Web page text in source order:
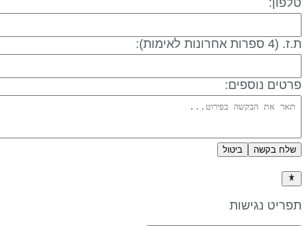
ספרות אחרונות לאימות):
נוספים:
שלח בקשה ביטול
נגישות